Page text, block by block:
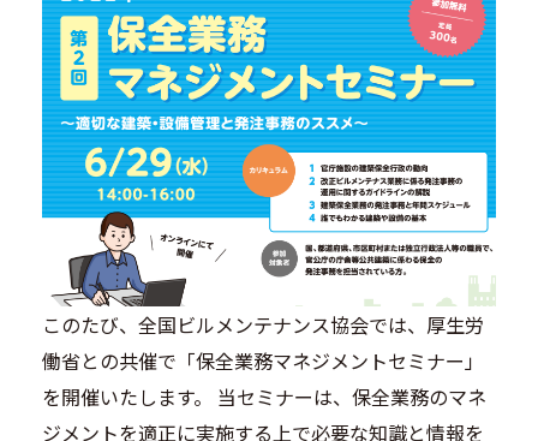
このたび、全国ビルメンテナンス協会では、厚生労
働省との共催で「保全業務マネジメントセミナー」
を開催いたします。 当セミナーは、保全業務のマネ
ジメントを適正に実施する上で必要な知識と情報を